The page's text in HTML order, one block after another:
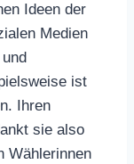
Ideen der
Medien
ist
Ihren
sie also
Wählerinnen